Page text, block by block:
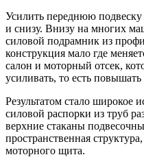
Усилить переднюю
и снизу. Внизу на многих
силовой подрамник из
конструкция мало где
салон и моторный отсек,
усиливать, то есть
Результатом стало широкое
силовой распорки из труб
верхние стаканы
пространственная
моторного щита.